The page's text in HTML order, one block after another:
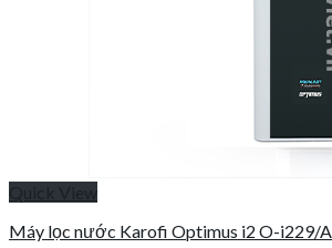
Máy lọc nước Karofi Optimus i2 O-i229/A